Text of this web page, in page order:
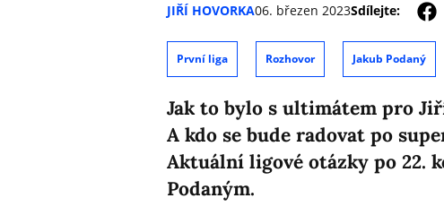
JIŘÍ HOVORKA06. březen 2023Sdílejte:
První liga Rozhovor Jakub Podaný
Jak to bylo s ultimátem pro
A kdo se bude radovat po
Aktuální ligové otázky po 22.
Podaným.